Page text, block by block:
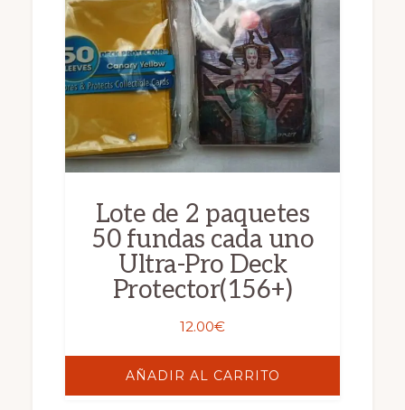
Lote de 2 paquetes
50 fundas cada uno
Ultra-Pro Deck
Protector(156+)
12.00€
AÑADIR AL CARRITO